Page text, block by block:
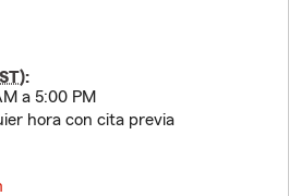
):
a 5:00 PM
hora con cita previa